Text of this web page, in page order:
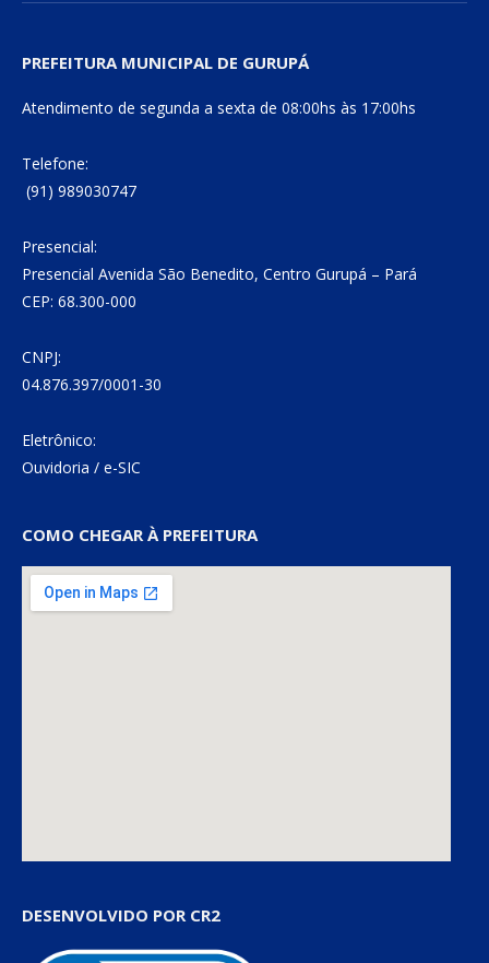
PREFEITURA MUNICIPAL DE GURUPÁ
Atendimento de segunda a sexta de 08:00hs às 17:00hs
Telefone:
(91) 989030747
Presencial:
Presencial Avenida São Benedito, Centro Gurupá – Pará
CEP: 68.300-000
CNPJ:
04.876.397/0001-30
Eletrônico:
Ouvidoria / e-SIC
COMO CHEGAR À PREFEITURA
DESENVOLVIDO POR CR2